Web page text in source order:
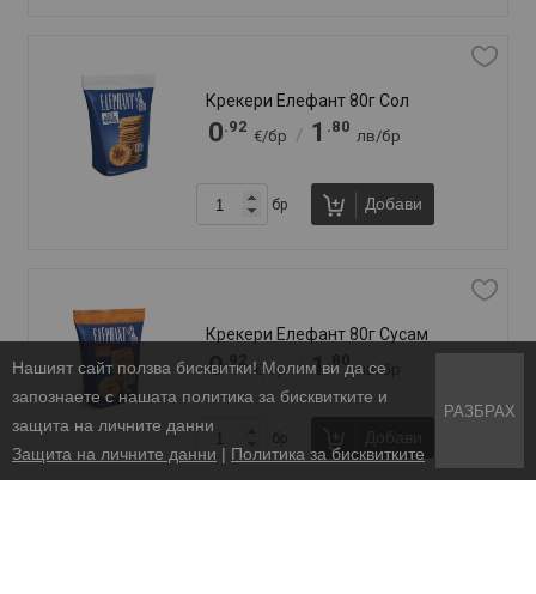
ВСИЧКИ ПРАВА ЗАПАЗЕНИ. KLASIKO.BG 2026
УЕБ ДИЗАЙН DualM Studio
Нашият сайт ползва бисквитки! Молим ви да се
запознаете с нашата политика за бисквитките и
защита на личните данни
Защита на личните данни | Политика за бисквитките
РАЗБРАХ